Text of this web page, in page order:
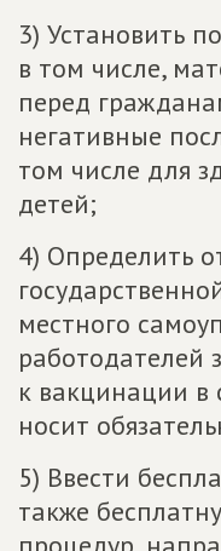
3) Установить
в том числе,
перед
негативные
том числе для
детей;
4) Определить
местного
работодателей
к вакцинации в
носит
5) Ввести
также